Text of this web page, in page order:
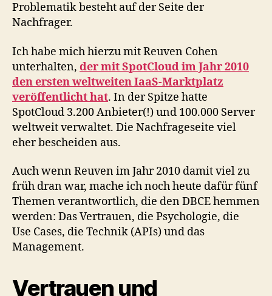
Problematik besteht auf der Seite der
Nachfrager.
Ich habe mich hierzu mit Reuven Cohen
unterhalten, der mit SpotCloud im Jahr 2010
den ersten weltweiten IaaS-Marktplatz
veröffentlicht hat. In der Spitze hatte
SpotCloud 3.200 Anbieter(!) und 100.000 Server
weltweit verwaltet. Die Nachfrageseite viel
eher bescheiden aus.
Auch wenn Reuven im Jahr 2010 damit viel zu
früh dran war, mache ich noch heute dafür fünf
Themen verantwortlich, die den DBCE hemmen
werden: Das Vertrauen, die Psychologie, die
Use Cases, die Technik (APIs) und das
Management.
Vertrauen und